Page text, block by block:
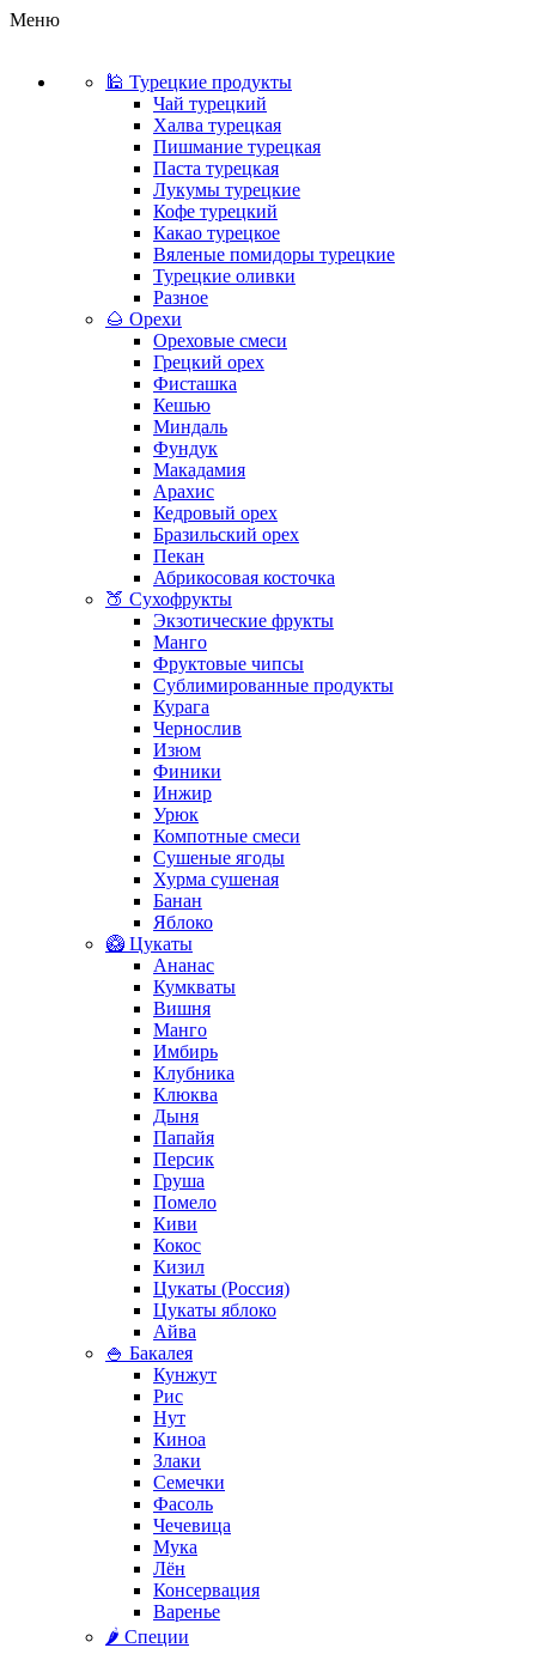
Меню
🕌 Турецкие продукты
Чай турецкий
Халва турецкая
Пишмание турецкая
Паста турецкая
Лукумы турецкие
Кофе турецкий
Какао турецкое
Вяленые помидоры турецкие
Турецкие оливки
Разное
🌰 Орехи
Ореховые смеси
Грецкий орех
Фисташка
Кешью
Миндаль
Фундук
Макадамия
Арахис
Кедровый орех
Бразильский орех
Пекан
Абрикосовая косточка
🍑 Сухофрукты
Экзотические фрукты
Манго
Фруктовые чипсы
Сублимированные продукты
Курага
Чернослив
Изюм
Финики
Инжир
Урюк
Компотные смеси
Сушеные ягоды
Хурма сушеная
Банан
Яблоко
🥝 Цукаты
Ананас
Кумкваты
Вишня
Манго
Имбирь
Клубника
Клюква
Дыня
Папайя
Персик
Груша
Помело
Киви
Кокос
Кизил
Цукаты (Россия)
Цукаты яблоко
Айва
🍚 Бакалея
Кунжут
Рис
Нут
Киноа
Злаки
Семечки
Фасоль
Чечевица
Мука
Лён
Консервация
Варенье
🌶️ Специи